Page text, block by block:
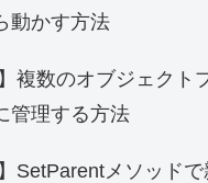
動かす方法
】複数のオブジェクト
管理する方法
】SetParentメソッド